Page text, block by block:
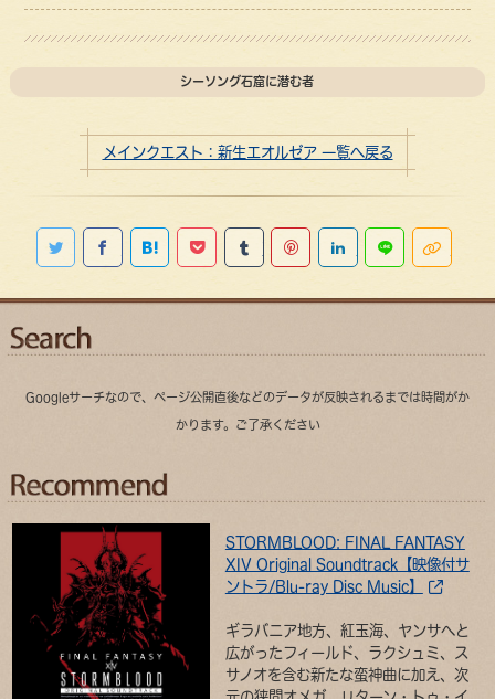
シーソング石窟に潜む者
メインクエスト：新生エオルゼア 一覧へ戻る
Twitterで共有する
Facebookでシェアする
はてなブックマークに追加する
Pocketに保存する
TumblrPinterestに追加する
Linkedinでシェア
LINEで共有
Googleサーチなので、ページ公開直後などのデータが反映されるまでは時間がか
かります。ご了承ください
STORMBLOOD: FINAL FANTASY
XIV Original Soundtrack【映像付サ
ントラ/Blu-ray Disc Music】
ギラバニア地方、紅玉海、ヤンサへと
広がったフィールド、ラクシュミ、ス
サノオを含む新たな蛮神曲に加え、次